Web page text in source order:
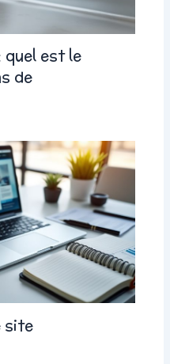
quel est le
de
site